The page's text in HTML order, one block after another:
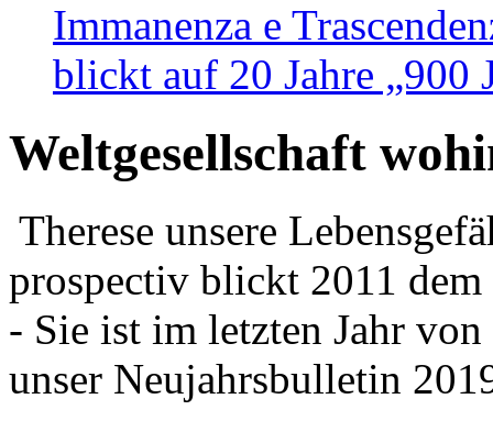
Immanenza e
blickt auf 20 Jahre „900
Weltgesellschaft
Therese unsere
prospectiv blickt 2011
- Sie ist im letzten Jahr
unser Neujahrsbulletin